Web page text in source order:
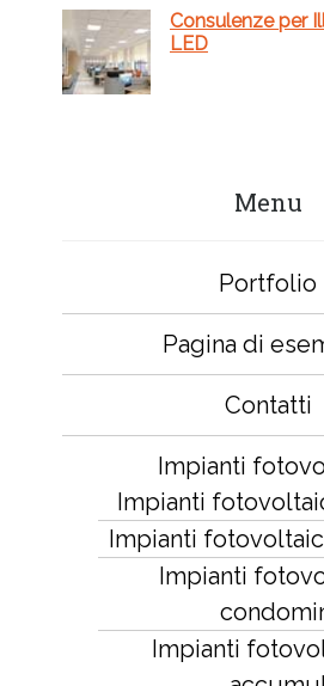
Consulenze per
LED
Menu
Portfolio
Pagina di
Contatti
Impianti
Impianti
Impianti
Impianti
Impianti